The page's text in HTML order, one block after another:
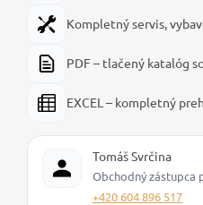
Kompletný servis,
PDF – tlačený katalóg
EXCEL – kompletný
Tomáš Svrčina
Obchodný zástupca
+420 604 896 517